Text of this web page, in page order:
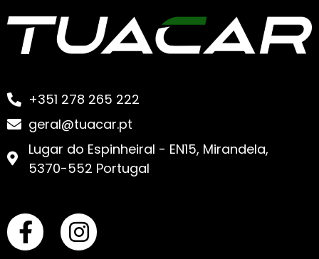
+351 278 265 222
geral@tuacar.pt
Lugar do Espinheiral - EN15, Mirandela,
5370-552 Portugal